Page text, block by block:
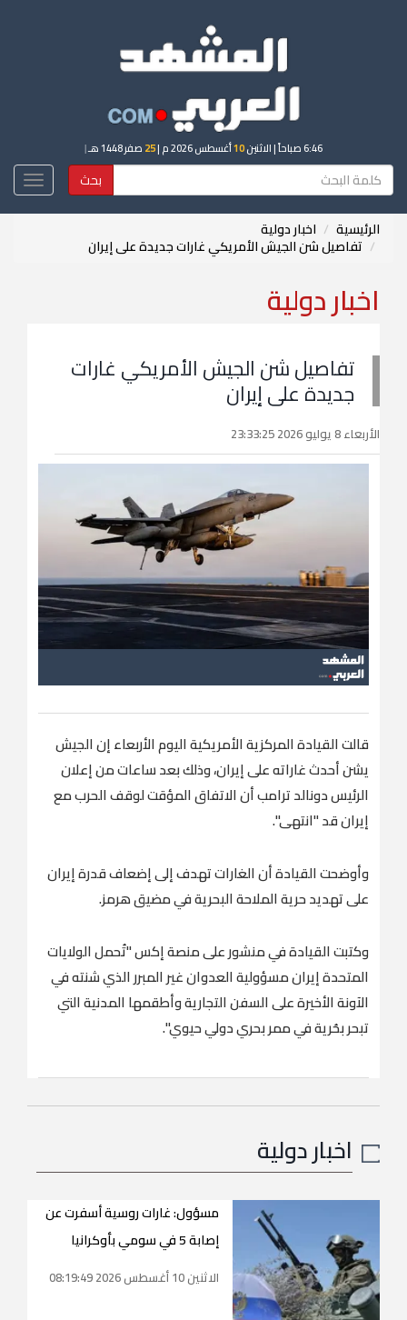
6:46 صباحاً | الاثنين10أغسطس 2026 م | 25 صفر 1448 هـ |
بحث
الرئيسية اخبار دولية
تفاصيل شن الجيش الأمريكي غارات جديدة على إيران
اخبار دولية
تفاصيل شن الجيش الأمريكي غارات
جديدة على إيران
الأربعاء 8 يوليو 2026 23:33:25
قالت القيادة ​المركزية الأمريكية اليوم الأربعاء إن الجيش
يشن أحدث غاراته على إيران، وذلك بعد ساعات ‌من إعلان
‌الرئيس ​دونالد ‌ترامب ⁠أن ​الاتفاق المؤقت لوقف ⁠الحرب مع
إيران قد "انتهى".
وأوضحت القيادة أن الغارات تهدف إلى ⁠إضعاف قدرة إيران
‌على ‌تهديد حرية ​الملاحة ‌البحرية في مضيق ‌هرمز.
وكتبت القيادة في منشور على منصة إكس "تُحمل الولايات
‌المتحدة إيران مسؤولية العدوان غير المبرر ⁠الذي ⁠شنته في
الآونة الأخيرة على السفن التجارية وأطقمها المدنية التي
تبحر بحُرية في ممر بحري دولي حيوي".
اخبار دولية
مسؤول: غارات روسية أسفرت عن
إصابة 5 في سومي بأوكرانيا
الاثنين 10 أغسطس 2026 08:19:49